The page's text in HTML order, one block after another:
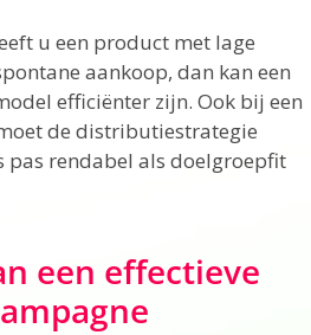
u een product met lage
aankoop, dan kan een
efficiënter zijn. Ook bij een
de distributiestrategie
pas rendabel als doelgroepfit
een effectieve